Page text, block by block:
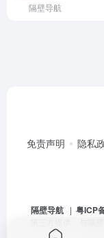
隔壁导航
免责声明 隐私
隔壁导航| 粤ICP